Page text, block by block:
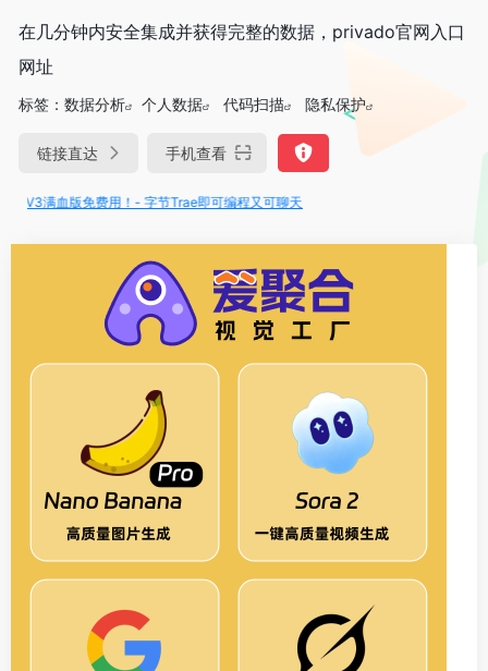
在几分钟内安全集成并获得完整的数据，privado官网入口
网址
标签： 数据分析 个人数据 代码扫描 隐私保护
链接直达 手机查看
血版免费用！- 字节Trae即可编程又可聊天